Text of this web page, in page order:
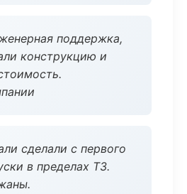
поддержка,
конструкцию и
сделали с первого
в пределах ТЗ.